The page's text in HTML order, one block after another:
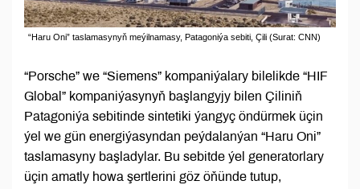
“Haru Oni” taslamasynyň meýilnamasy, Patagoniýa sebiti, Çili (Surat: CNN)
“Porsche” we “Siemens” kompaniýalary bilelikde “HIF
Global” kompaniýasynyň başlangyjy bilen Çiliniň
Patagoniýa sebitinde sintetiki ýangyç öndürmek üçin
ýel we gün energiýasyndan peýdalanýan “Haru Oni”
taslamasyny başladylar. Bu sebitde ýel generatorlary
üçin amatly howa şertlerini göz öňünde tutup,